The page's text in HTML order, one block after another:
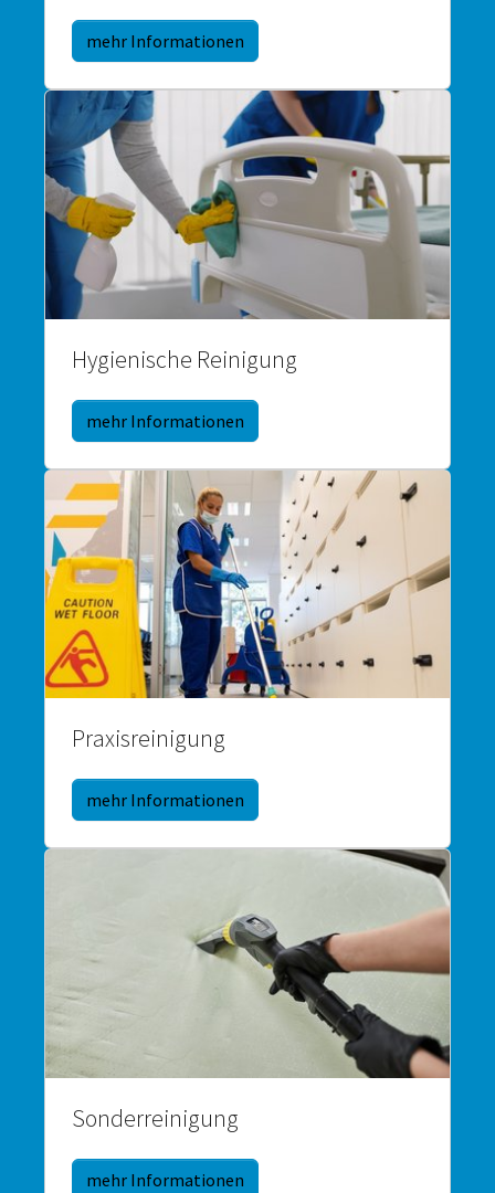
mehr Informationen
Hygienische Reinigung
mehr Informationen
Praxisreinigung
mehr Informationen
Sonderreinigung
mehr Informationen